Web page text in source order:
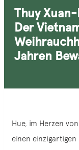
Thuy
Der
Jahren
Hue, im Herzen
einen